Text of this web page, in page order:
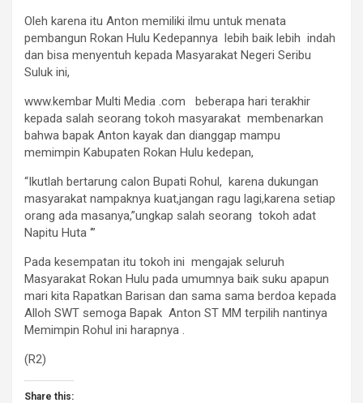
Oleh karena itu Anton memiliki ilmu untuk menata
pembangun Rokan Hulu Kedepannya lebih baik lebih indah
dan bisa menyentuh kepada Masyarakat Negeri Seribu
Suluk ini,
www.kembar Multi Media .com beberapa hari terakhir
kepada salah seorang tokoh masyarakat membenarkan
bahwa bapak Anton kayak dan dianggap mampu
memimpin Kabupaten Rokan Hulu kedepan,
“Ikutlah bertarung calon Bupati Rohul, karena dukungan
masyarakat nampaknya kuat,jangan ragu lagi,karena setiap
orang ada masanya,”ungkap salah seorang tokoh adat
Napitu Huta ‘”
Pada kesempatan itu tokoh ini mengajak seluruh
Masyarakat Rokan Hulu pada umumnya baik suku apapun
mari kita Rapatkan Barisan dan sama sama berdoa kepada
Alloh SWT semoga Bapak Anton ST MM terpilih nantinya
Memimpin Rohul ini harapnya .
(R2)
Share this: